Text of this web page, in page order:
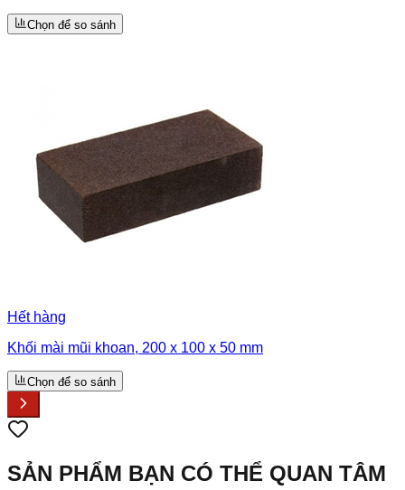
Chọn để so sánh
Hết hàng
Khối mài mũi khoan, 200 x 100 x 50 mm
Chọn để so sánh
SẢN PHẨM BẠN CÓ THỂ QUAN TÂM